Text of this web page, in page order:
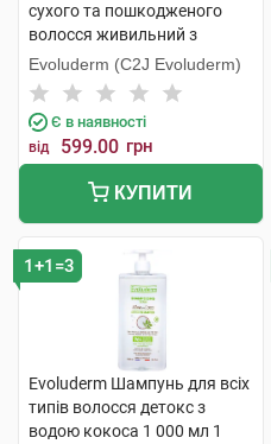
сухого та пошкодженого
волосся живильний з
аргановою олією 1 000 мл 1
флакон
Evoluderm (C2J Evoluderm)
Є в наявності
від 599.00 грн
КУПИТИ
1+1=3
Evoluderm Шампунь для всіх
типів волосся детокс з
водою кокоса 1 000 мл 1